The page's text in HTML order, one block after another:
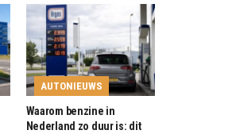
AUTONIEUWS
Waarom benzine in
Nederland zo duur is: dit